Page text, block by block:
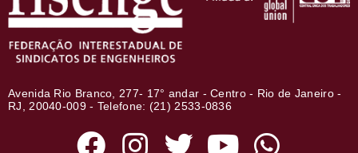
Avenida Rio Branco, 277- 17° andar - Centro - Rio de Janeiro -
RJ, 20040-009 - Telefone: (21) 2533-0836